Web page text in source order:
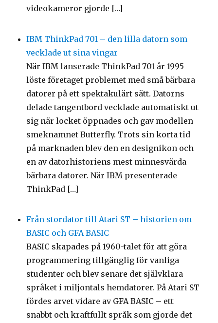
videokameror gjorde […]
IBM ThinkPad 701 – den lilla datorn som
vecklade ut sina vingar
När IBM lanserade ThinkPad 701 år 1995
löste företaget problemet med små bärbara
datorer på ett spektakulärt sätt. Datorns
delade tangentbord vecklade automatiskt ut
sig när locket öppnades och gav modellen
smeknamnet Butterfly. Trots sin korta tid
på marknaden blev den en designikon och
en av datorhistoriens mest minnesvärda
bärbara datorer. När IBM presenterade
ThinkPad […]
Från stordator till Atari ST – historien om
BASIC och GFA BASIC
BASIC skapades på 1960-talet för att göra
programmering tillgänglig för vanliga
studenter och blev senare det självklara
språket i miljontals hemdatorer. På Atari ST
fördes arvet vidare av GFA BASIC – ett
snabbt och kraftfullt språk som gjorde det